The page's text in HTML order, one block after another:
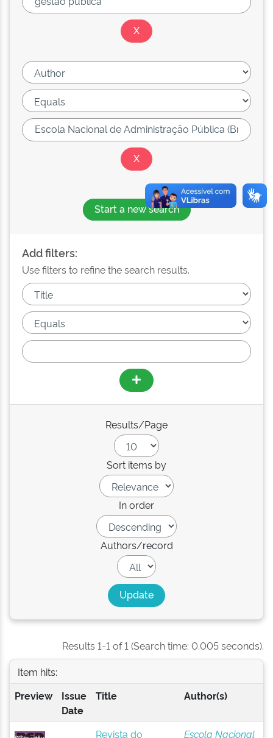
Start a new search
Add filters:
Use filters to refine the search results.
Results/Page
Sort items by
In order
Authors/record
Results 1-1 of 1 (Search time: 0.005 seconds).
Item hits:
Preview
Issue
Date
Title Author(s)
Revista do
Escola Nacional